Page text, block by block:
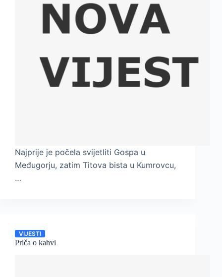
Najprije je počela svijetliti Gospa u
Međugorju, zatim Titova bista u Kumrovcu,
…
VIJESTI
Priča o kahvi